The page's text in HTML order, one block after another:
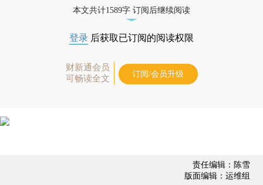
本文共计1589字 订阅后继续阅读
登录 后获取已订阅的阅读权限
财新通会员
可畅读全文
订阅/会员升级
责任编辑：陈雪
版面编辑：运维组